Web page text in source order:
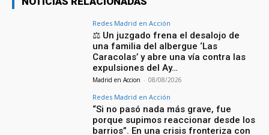
Redes Madrid en Acción
⚖️ Un juzgado frena el desalojo de
una familia del albergue ‘Las
Caracolas’ y abre una vía contra las
expulsiones del Ay…
Madrid en Accion - 08/08/2026
Redes Madrid en Acción
“Si no pasó nada más grave, fue
porque supimos reaccionar desde los
barrios”. En una crisis fronteriza con